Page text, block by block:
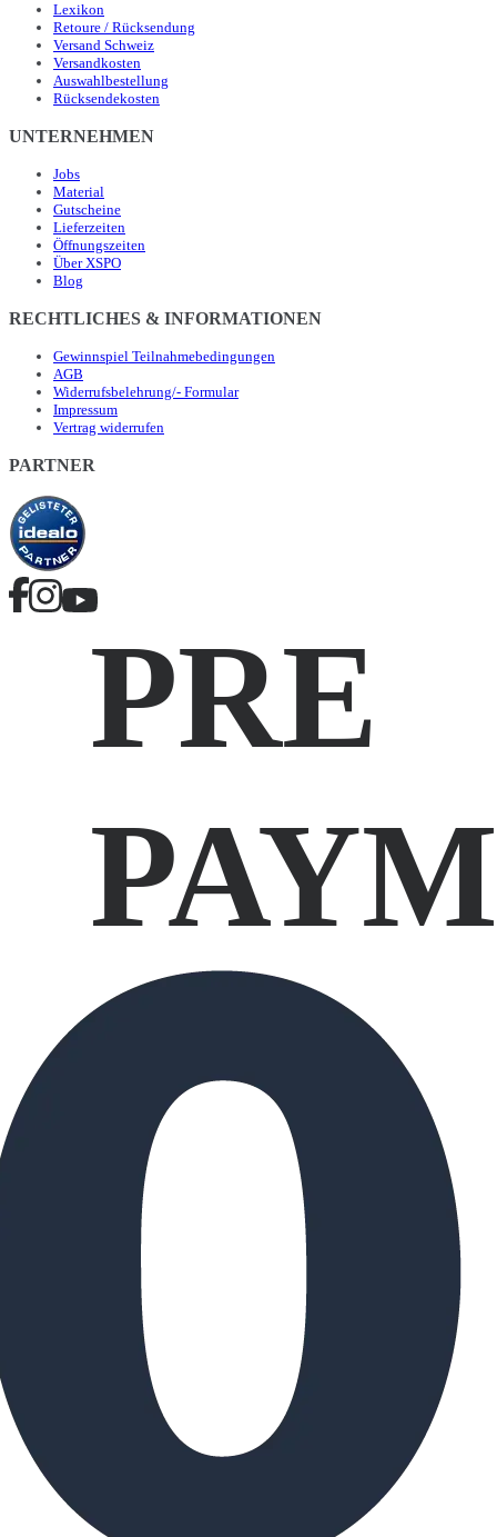
Lexikon
Retoure / Rücksendung
Versand Schweiz
Versandkosten
Auswahlbestellung
Rücksendekosten
UNTERNEHMEN
Jobs
Material
Gutscheine
Lieferzeiten
Öffnungszeiten
Über XSPO
Blog
RECHTLICHES & INFORMATIONEN
Gewinnspiel Teilnahmebedingungen
AGB
Widerrufsbelehrung/- Formular
Impressum
Vertrag widerrufen
PARTNER